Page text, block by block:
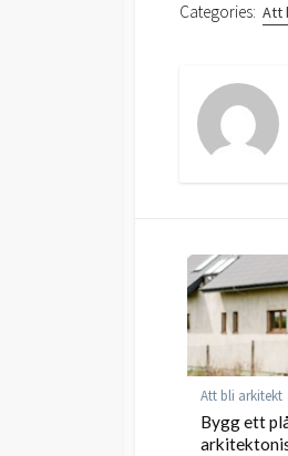
Categories: Att
Att bli arkitekt
Bygg ett